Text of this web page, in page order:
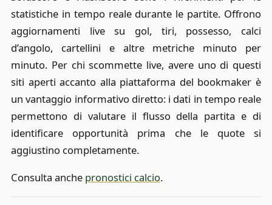
statistiche in tempo reale durante le partite. Offrono
aggiornamenti live su gol, tiri, possesso, calci
d’angolo, cartellini e altre metriche minuto per
minuto. Per chi scommette live, avere uno di questi
siti aperti accanto alla piattaforma del bookmaker è
un vantaggio informativo diretto: i dati in tempo reale
permettono di valutare il flusso della partita e di
identificare opportunità prima che le quote si
aggiustino completamente.
Consulta anche pronostici calcio.